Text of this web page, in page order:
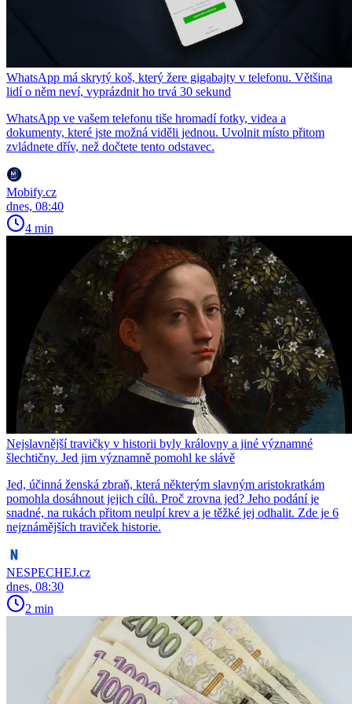
WhatsApp má skrytý koš, který žere gigabajty v telefonu. Většina
lidí o něm neví, vyprázdnit ho trvá 30 sekund
WhatsApp ve vašem telefonu tiše hromadí fotky, videa a
dokumenty, které jste možná viděli jednou. Uvolnit místo přitom
zvládnete dřív, než dočtete tento odstavec.
Mobify.cz
dnes, 08:40
4 min
Nejslavnější travičky v historii byly královny a jiné významné
šlechtičny. Jed jim významně pomohl ke slávě
Jed, účinná ženská zbraň, která některým slavným aristokratkám
pomohla dosáhnout jejich cílů. Proč zrovna jed? Jeho podání je
snadné, na rukách přitom neulpí krev a je těžké jej odhalit. Zde je 6
nejznámějších traviček historie.
NESPECHEJ.cz
dnes, 08:30
2 min